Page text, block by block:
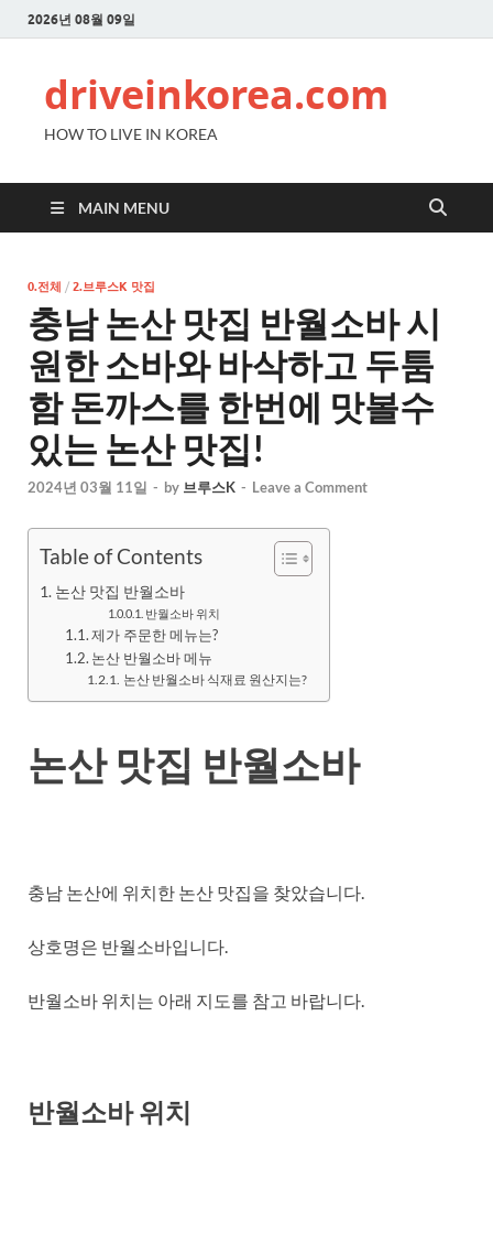
2026년 08월 09일
driveinkorea.com
HOW TO LIVE IN KOREA
MAIN MENU
0.전체 / 2.브루스K 맛집
충남 논산 맛집 반월소바 시
원한 소바와 바삭하고 두툼
함 돈까스를 한번에 맛볼수
있는 논산 맛집!
2024년 03월 11일 - by 브루스K - Leave a Comment
Table of Contents
논산 맛집 반월소바
반월소바 위치
제가 주문한 메뉴는?
논산 반월소바 메뉴
논산 반월소바 식재료 원산지는?
논산 맛집 반월소바
충남 논산에 위치한 논산 맛집을 찾았습니다.
상호명은 반월소바입니다.
반월소바 위치는 아래 지도를 참고 바랍니다.
반월소바 위치